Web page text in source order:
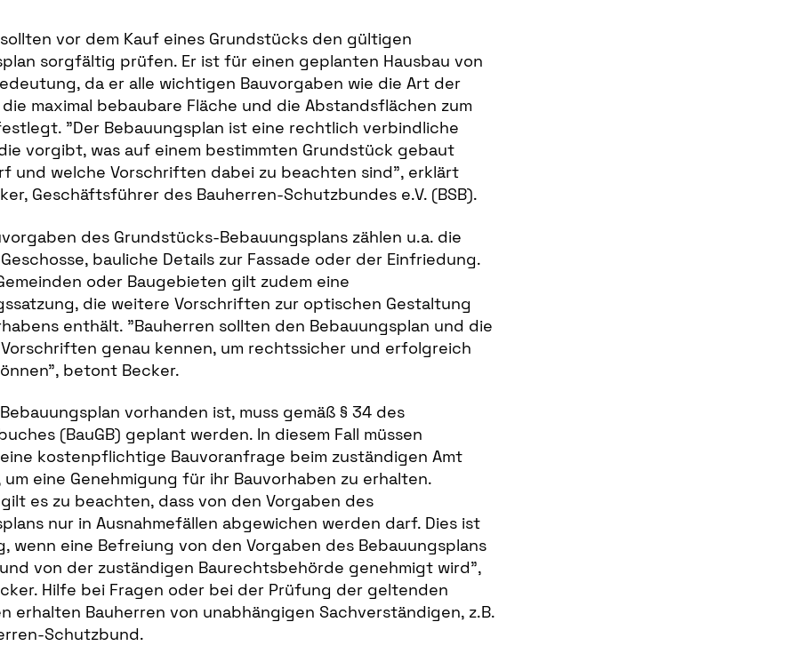
vor dem Kauf eines Grundstücks den gültigen
sorgfältig prüfen. Er ist für einen geplanten Hausbau von
da er alle wichtigen Bauvorgaben wie die Art der
maximal bebaubare Fläche und die Abstandsflächen zum
"Der Bebauungsplan ist eine rechtlich verbindliche
vorgibt, was auf einem bestimmten Grundstück gebaut
und welche Vorschriften dabei zu beachten sind", erklärt
Geschäftsführer des Bauherren-Schutzbundes e.V. (BSB).
des Grundstücks-Bebauungsplans zählen u.a. die
bauliche Details zur Fassade oder der Einfriedung.
oder Baugebieten gilt zudem eine
die weitere Vorschriften zur optischen Gestaltung
enthält. "Bauherren sollten den Bebauungsplan und die
genau kennen, um rechtssicher und erfolgreich
betont Becker.
vorhanden ist, muss gemäß § 34 des
(BauGB) geplant werden. In diesem Fall müssen
kostenpflichtige Bauvoranfrage beim zuständigen Amt
um eine Genehmigung für ihr Bauvorhaben zu erhalten.
es zu beachten, dass von den Vorgaben des
nur in Ausnahmefällen abgewichen werden darf. Dies ist
wenn eine Befreiung von den Vorgaben des Bebauungsplans
von der zuständigen Baurechtsbehörde genehmigt wird",
Hilfe bei Fragen oder bei der Prüfung der geltenden
erhalten Bauherren von unabhängigen Sachverständigen, z.B.
Schutzbund.